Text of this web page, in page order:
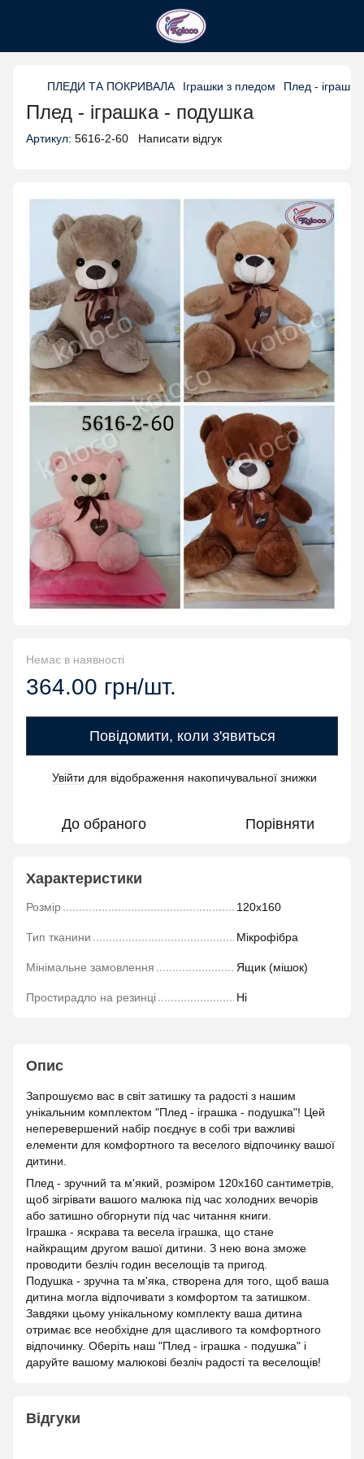
ПЛЕДИ ТА ПОКРИВАЛА Іграшки з пледом Плед -
Плед - іграшка - подушка
Артикул: 5616-2-60 Написати відгук
Немає в наявності
364.00 грн/шт.
Повідомити, коли з'явиться
Увійти для відображення накопичувальної знижки
До обраного Порівняти
Характеристики
Розмір 120х160
Тип тканини Мікрофібра
Мінімальне замовлення Ящик (мішок)
Простирадло на резинці Ні
Опис
Запрошуємо вас в світ затишку та радості з нашим
унікальним комплектом "Плед - іграшка - подушка"! Цей
неперевершений набір поєднує в собі три важливі
елементи для комфортного та веселого відпочинку вашої
дитини.
Плед - зручний та м'який, розміром 120х160 сантиметрів,
щоб зігрівати вашого малюка під час холодних вечорів
або затишно обгорнути під час читання книги.
Іграшка - яскрава та весела іграшка, що стане
найкращим другом вашої дитини. З нею вона зможе
проводити безліч годин веселощів та пригод.
Подушка - зручна та м'яка, створена для того, щоб ваша
дитина могла відпочивати з комфортом та затишком.
Завдяки цьому унікальному комплекту ваша дитина
отримає все необхідне для щасливого та комфортного
відпочинку. Оберіть наш "Плед - іграшка - подушка" і
даруйте вашому малюкові безліч радості та веселощів!
Відгуки